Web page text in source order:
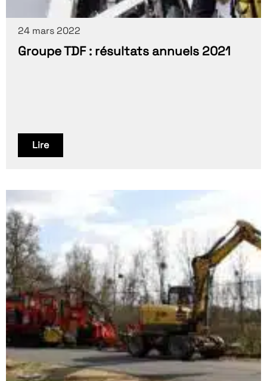
24 mars 2022
Groupe TDF : résultats annuels 2021
Lire